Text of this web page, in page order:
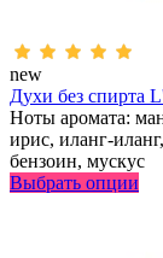
new
Духи без спирта
Ноты аромата:
ирис, иланг-
бензоин, мускус
Выбрать опции